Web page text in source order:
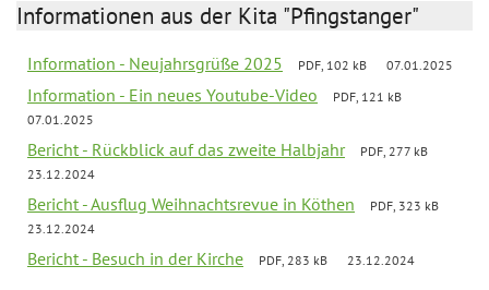
Informationen aus der Kita "Pfingstanger"
Information - Neujahrsgrüße 2025 PDF, 102 kB 07.01.2025
Information - Ein neues Youtube-Video
PDF, 121 kB
07.01.2025
Bericht - Rückblick auf das zweite Halbjahr
PDF, 277 kB
23.12.2024
Bericht - Ausflug Weihnachtsrevue in Köthen
PDF, 323 kB
23.12.2024
Bericht - Besuch in der Kirche PDF, 283 kB 23.12.2024